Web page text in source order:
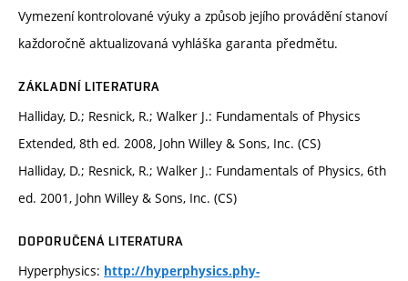
Vymezení kontrolované výuky a způsob jejího provádění stanoví
každoročně aktualizovaná vyhláška garanta předmětu.
ZÁKLADNÍ LITERATURA
Halliday, D.; Resnick, R.; Walker J.: Fundamentals of Physics
Extended, 8th ed. 2008, John Willey & Sons, Inc. (CS)
Halliday, D.; Resnick, R.; Walker J.: Fundamentals of Physics, 6th
ed. 2001, John Willey & Sons, Inc. (CS)
DOPORUČENÁ LITERATURA
Hyperphysics: http://hyperphysics.phy-